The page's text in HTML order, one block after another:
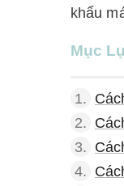
khẩu
Mục
1.
2.
3.
4.